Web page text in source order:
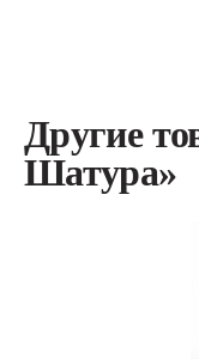
Другие
Шатура»